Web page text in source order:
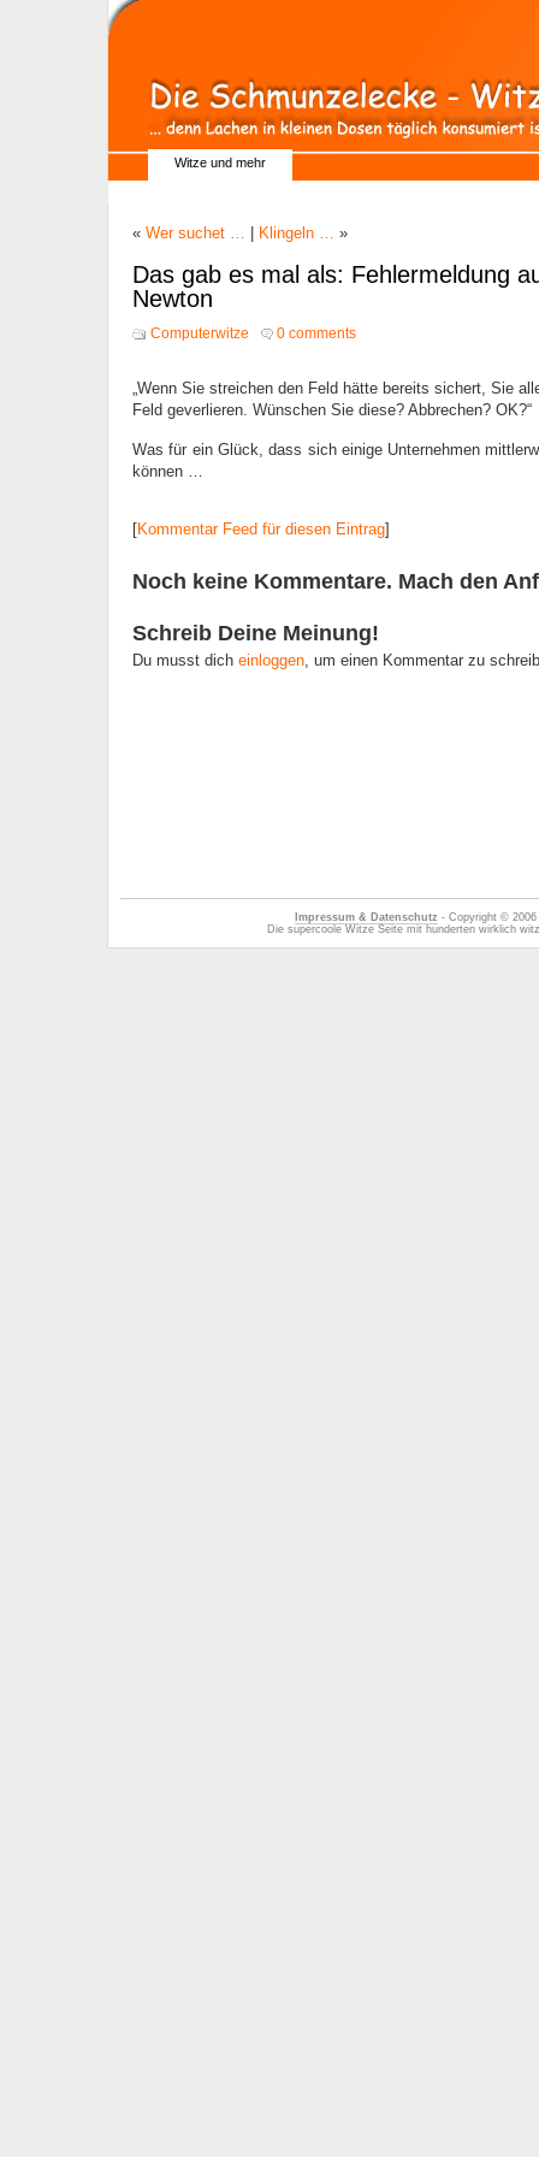
Witze und mehr
« Wer suchet … Klingeln … »
Das gab es mal als: Fehlermeldung
Newton
Computerwitze 0 comments
„Wenn Sie streichen den Feld hätte bereits sichert, Sie
Feld geverlieren. Wünschen Sie diese? Abbrechen? OK?“
Was für ein Glück, dass sich einige Unternehmen
können …
[Kommentar Feed für diesen Eintrag]
Noch keine Kommentare. Mach den
Schreib Deine Meinung!
Du musst dich einloggen, um einen Kommentar zu
Impressum & Datenschutz - Copyright ©
Die supercoole Witze Seite mit hunderten wirklich